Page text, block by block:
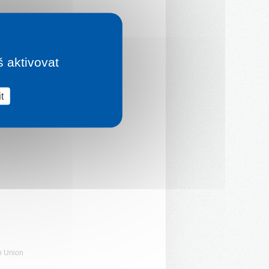
Union
aktivovat